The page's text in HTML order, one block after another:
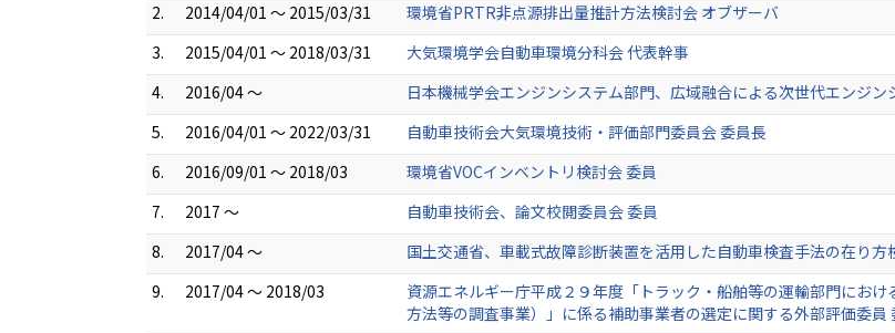
2.
2014/04/01 ～ 2015/03/31
環境省PRTR非点源排出量推計方法検討会 オブザーバ
3.
2015/04/01 ～ 2018/03/31
大気環境学会自動車環境分科会 代表幹事
4.
2016/04 ～
日本機械学会エンジンシステム部門、広域融合による次世代エンジ
5.
2016/04/01 ～ 2022/03/31
自動車技術会大気環境技術・評価部門委員会 委員長
6.
2016/09/01 ～ 2018/03
環境省VOCインベントリ検討会 委員
7.
2017 ～
自動車技術会、論文校閲委員会 委員
8.
2017/04 ～
国土交通省、車載式故障診断装置を活用した自動車検査手法の在り方
9.
2017/04 ～ 2018/03
資源エネルギー庁平成２９年度「トラック・船舶等の運輸部門にお
方法等の調査事業）」に係る補助事業者の選定に関する外部評価委員